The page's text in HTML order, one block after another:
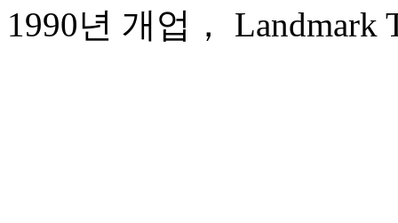
1990년 개업， Landmark